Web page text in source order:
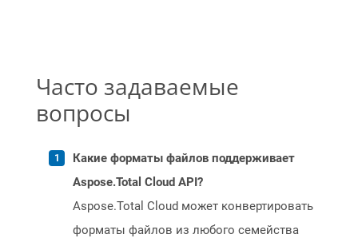
Часто задаваемые
вопросы
Какие форматы файлов поддерживает
Aspose.Total Cloud API?
Aspose.Total Cloud может конвертировать
форматы файлов из любого семейства